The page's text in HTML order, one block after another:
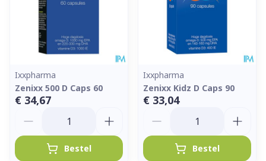
Ixxpharma
Zenixx 500 D Caps 60
€ 34,67
Bestel
Ixxpharma
Zenixx Kidz D Caps 90
€ 33,04
Bestel